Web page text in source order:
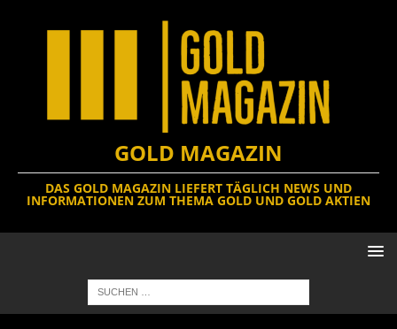
GOLD MAGAZIN
DAS GOLD MAGAZIN LIEFERT TÄGLICH NEWS UND
INFORMATIONEN ZUM THEMA GOLD UND GOLD AKTIEN